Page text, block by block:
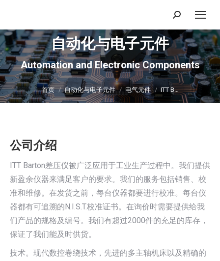
搜
索：
自动化与电子元件
Automation and Electronic Components
你在这里：
首页 自动化与电子元件 电气元件 ITT B…
公司介绍
ITT Barton差压仪被广泛应用于工业生产过程中。我们提供
新盈余仪器来满足客户的要求。我们的服务包括销售、校
准和维修。在发货之前，每台仪器都要进行校准。每台仪
器都有可追溯的N.I.S.T.校准证书。在询价时需要提供给我
们产品的规格及编号。我们有超过2000件的充足的库存，
保证了我们能及时供货。
技术。现代数控卷绕技术，先进的多主轴机床以及精确的